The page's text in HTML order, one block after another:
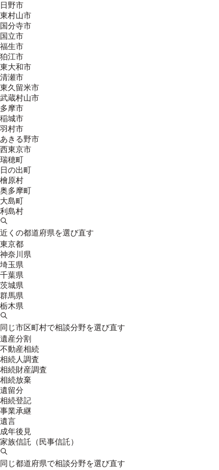
日野市
東村山市
国分寺市
国立市
福生市
狛江市
東大和市
清瀬市
東久留米市
武蔵村山市
多摩市
稲城市
羽村市
あきる野市
西東京市
瑞穂町
日の出町
檜原村
奥多摩町
大島町
利島村
近くの都道府県を選び直す
東京都
神奈川県
埼玉県
千葉県
茨城県
群馬県
栃木県
同じ市区町村で相談分野を選び直す
遺産分割
不動産相続
相続人調査
相続財産調査
相続放棄
遺留分
相続登記
事業承継
遺言
成年後見
家族信託（民事信託）
同じ都道府県で相談分野を選び直す